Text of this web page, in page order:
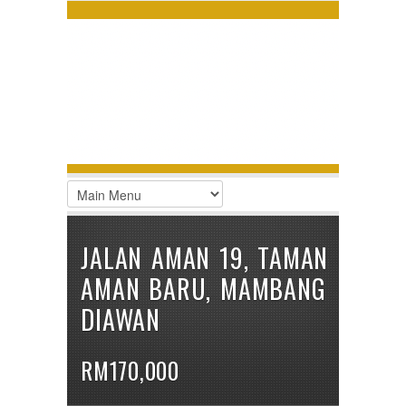
LOGIN
Remember Me
Register|Recover Password
JALAN AMAN 19, TAMAN
AMAN BARU, MAMBANG
DIAWAN
RM170,000